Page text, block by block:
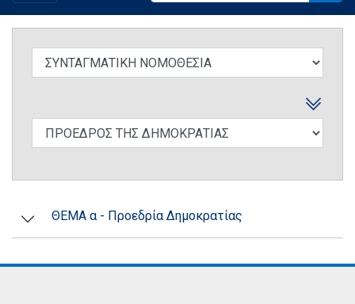
ΘΕΜΑ α - Προεδρία Δημοκρατίας